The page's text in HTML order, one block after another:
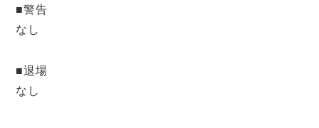
■警告
なし
■退場
なし